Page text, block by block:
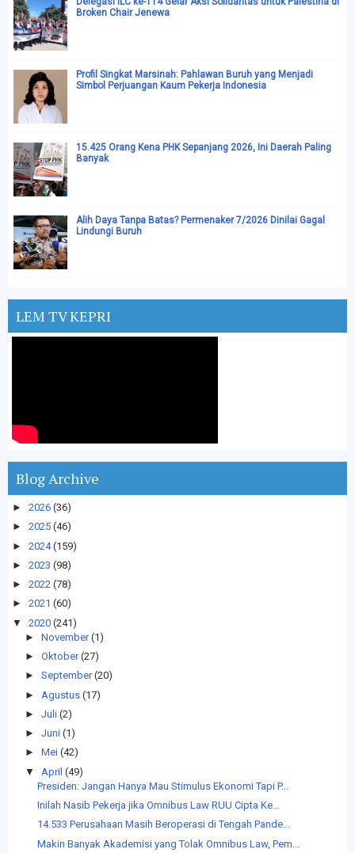
Broken Chair Jenewa
Profil Singkat Marsinah: Pahlawan Buruh yang Menjadi
Simbol Perjuangan Kaum Pekerja Indonesia
15.425 Orang Kena PHK Sepanjang 2026, Ini Daerah Paling
Banyak
Alih Daya Tanpa Batas? Permenaker 7/2026 Dinilai Gagal
Lindungi Buruh
LEM TV KEPRI
Blog Archive
► 2026 (36)
► 2025 (46)
► 2024 (159)
► 2023 (98)
► 2022 (78)
► 2021 (60)
▼
2020 (241)
► November (1)
► Oktober (27)
► September (20)
► Agustus (17)
► Juli (2)
► Juni (1)
► Mei (42)
▼
April (49)
Presiden: Jangan Hanya Mau Stimulus Ekonomi Tapi P...
Inilah Nasib Pekerja jika Omnibus Law RUU Cipta Ke...
14.533 Perusahaan Masih Beroperasi di Tengah Pande...
Makin Banyak Akademisi yang Tolak Omnibus Law, Pem...